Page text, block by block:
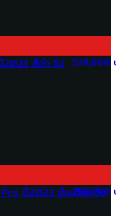
529,000
สีดำ วิ่ง
289,000
ปี2023 มือเดียว วิ่ง